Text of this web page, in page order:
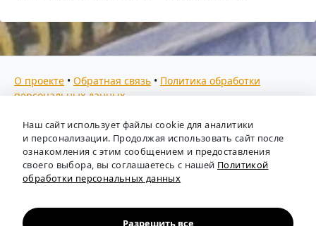
О проекте • Обратная связь • Политика обработки
персональных данных
Мы собираем отзывы, составляем рейтинги и
предоставляем всю информацию о кадровых агентствах
России. Также анализируем ключевые тенденции рынка
труда: отслеживаем динамику зарплат, уровень
безработицы и общую обстановку в отрасли, чтобы вы
Независимый портал-справочник«Кадровые агентства
Наш сайт использует файлы cookie для аналитики
и персонализации. Продолжая использовать сайт после
ознакомления с этим сообщением и предоставления
своего выбора, вы соглашаетесь с нашей Политикой
обработки персональных данных
Разрешить все